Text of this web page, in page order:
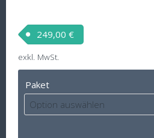
249,00 €
exkl. MwSt.
Paket